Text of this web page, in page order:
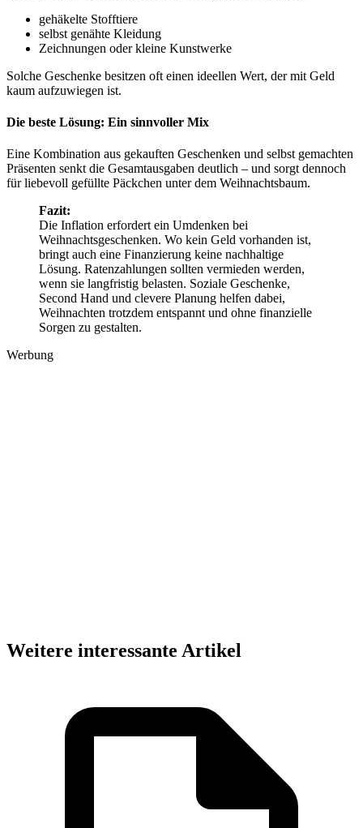
gehäkelte Stofftiere
selbst genähte Kleidung
Zeichnungen oder kleine Kunstwerke
Solche Geschenke besitzen oft einen ideellen Wert, der mit Geld
kaum aufzuwiegen ist.
Die beste Lösung: Ein sinnvoller Mix
Eine Kombination aus gekauften Geschenken und selbst gemachten
Präsenten senkt die Gesamtausgaben deutlich – und sorgt dennoch
für liebevoll gefüllte Päckchen unter dem Weihnachtsbaum.
Fazit:
Die Inflation erfordert ein Umdenken bei
Weihnachtsgeschenken. Wo kein Geld vorhanden ist,
bringt auch eine Finanzierung keine nachhaltige
Lösung. Ratenzahlungen sollten vermieden werden,
wenn sie langfristig belasten. Soziale Geschenke,
Second Hand und clevere Planung helfen dabei,
Weihnachten trotzdem entspannt und ohne finanzielle
Sorgen zu gestalten.
Werbung
Weitere interessante Artikel